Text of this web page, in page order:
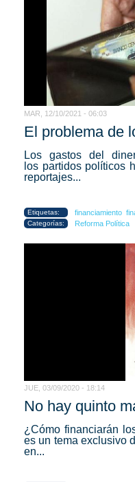
MAR, 12/10/2021 - 06:03
El problema de
Los gastos del
los partidos políticos
reportajes...
Etiquetas: financiamiento
Categorías: Reforma Política
JUE, 03/09/2020 - 18:14
No hay quinto
¿Cómo financiarán
es un tema exclusivo
en...